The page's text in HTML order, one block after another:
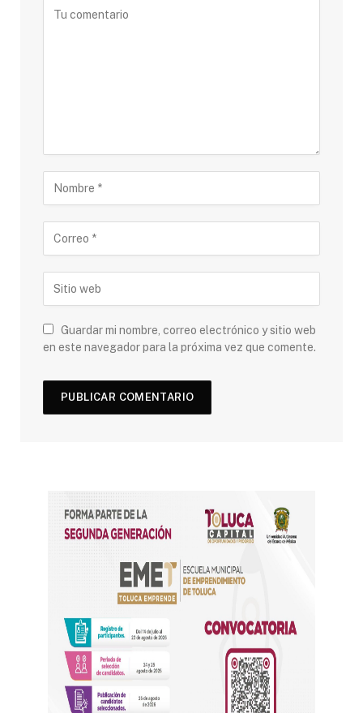
Guardar mi nombre, correo electrónico y sitio web
en este navegador para la próxima vez que comente.